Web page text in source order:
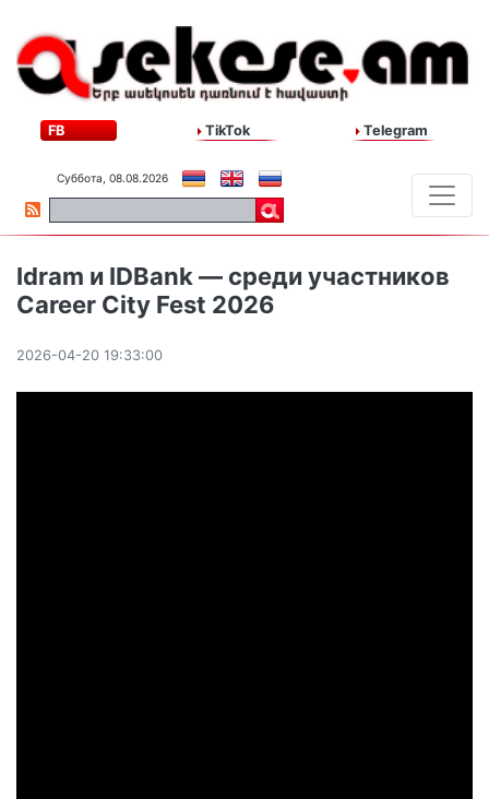
FB TikTok Telegram
Суббота, 08.08.2026
Idram и IDBank — среди участников
Career City Fest 2026
2026-04-20 19:33:00